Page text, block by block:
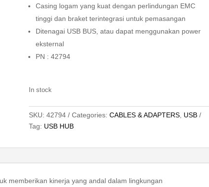
Casing logam yang kuat dengan perlindungan EMC
tinggi dan braket terintegrasi untuk pemasangan
Ditenagai USB BUS, atau dapat menggunakan power
eksternal
PN : 42794
In stock
SKU: 42794 Categories: CABLES & ADAPTERS, USB
Tag: USB HUB
memberikan kinerja yang andal dalam lingkungan